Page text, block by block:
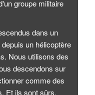
groupe militaire
dans un
un hélicoptère
Nous utilisons des
descendons sur
comme des
Et ils sont sûrs.